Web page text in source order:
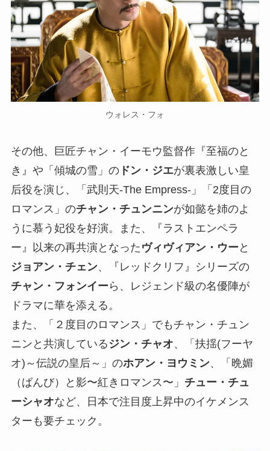
ウォレス・フォ
その他、巨匠チャン・イーモウ監督作『至福のと
き』や「傾城の雪」のドン・ジエが裏表激しい皇
后役を演じ、「武則天-The Empress-」「2度目の
ロマンス」のチャン・チュンニンが如懿を姉のよ
うに慕う妃役を好演。また、『ラストエンペラ
ー』以来の再共演となった ヴィヴィアン・ウー と
ジョアン・チェン、『レッドクリフ』シリーズの
チャン・フォンイー ら、レジェンド級の名優陣が
ドラマに華を添える。
また、「２度目のロマンス」でもチャン・チュン
ニンと共演している ジン・チャオ、「扶揺(フーヤ
オ)～伝説の皇后～」のホアン・ヨウミン、「晩媚
（ばんび）と影〜紅きロマンス〜」 チュー・チュ
ーシャオなど、日本で注目度上昇中のイケメンス
ターも要チェック。